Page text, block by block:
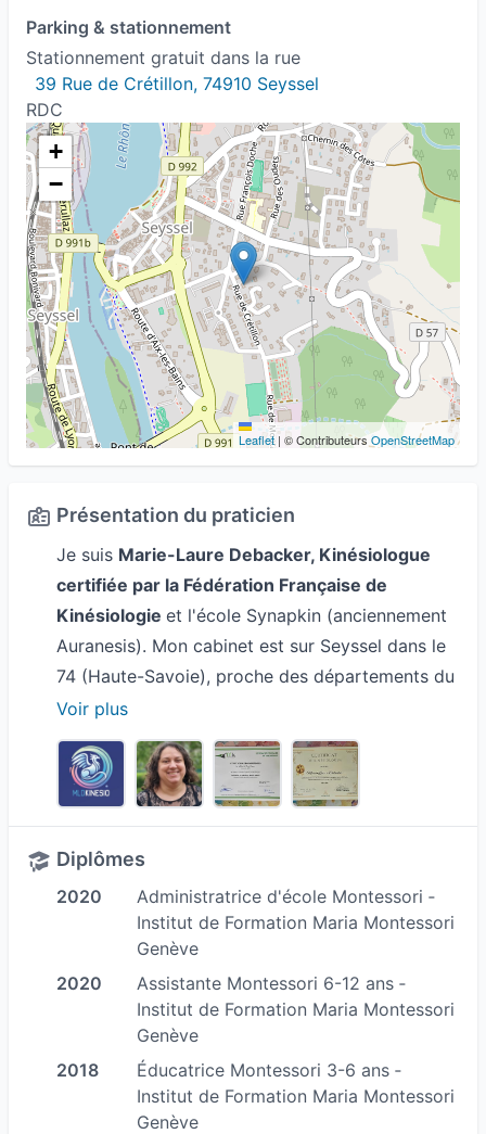
Parking & stationnement
Stationnement gratuit dans la rue
39 Rue de Crétillon, 74910 Seyssel
RDC
+
−
Leaflet | © Contributeurs OpenStreetMap
Présentation du praticien
Je suis Marie-Laure Debacker, Kinésiologue
certifiée par la Fédération Française de
Kinésiologie et l'école Synapkin (anciennement
Auranesis). Mon cabinet est sur Seyssel dans le
74 (Haute-Savoie), proche des départements du
73 (Savoie) et du 01 (Ain).
J'ai réalisé un mémoire sur les personnes qui ont
desproblématiques de poids(en trop / en
manque / depuis toujours / depuis peu de
temps) et/ou pour qui la notion de "
temps pour soi
:-)
Attention, je ne promets pas de perte de poids !
que je travaille pour moi-même depuis des
années. C'est une pelote de laine avec un
nombre infini de noeuds que l'on doit dénouer
inlassablement...parfois, on tire un peu plus le fil
et on parvient à dénouer un ensemble de noeuds
Voir plus
Diplômes
2020
Administratrice d'école Montessori ‐
Institut de Formation Maria Montessori
Genève
2020
Assistante Montessori 6-12 ans ‐
Institut de Formation Maria Montessori
Genève
2018
Éducatrice Montessori 3-6 ans ‐
Institut de Formation Maria Montessori
Genève